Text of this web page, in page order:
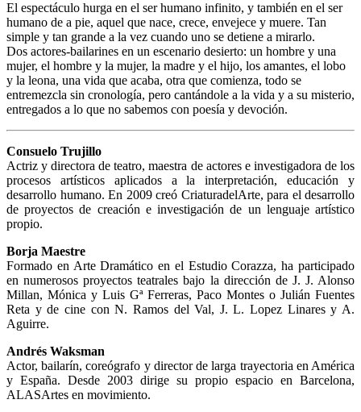
El espectáculo hurga en el ser humano infinito, y también en el ser
humano de a pie, aquel que nace, crece, envejece y muere. Tan
simple y tan grande a la vez cuando uno se detiene a mirarlo.
Dos actores-bailarines en un escenario desierto: un hombre y una
mujer, el hombre y la mujer, la madre y el hijo, los amantes, el lobo
y la leona, una vida que acaba, otra que comienza, todo se
entremezcla sin cronología, pero cantándole a la vida y a su misterio,
entregados a lo que no sabemos con poesía y devoción.
Consuelo Trujillo
Actriz y directora de teatro, maestra de actores e investigadora de los
procesos artísticos aplicados a la interpretación, educación y
desarrollo humano. En 2009 creó CriaturadelArte, para el desarrollo
de proyectos de creación e investigación de un lenguaje artístico
propio.
Borja Maestre
Formado en Arte Dramático en el Estudio Corazza, ha participado
en numerosos proyectos teatrales bajo la dirección de J. J. Alonso
Millan, Mónica y Luis Gª Ferreras, Paco Montes o Julián Fuentes
Reta y de cine con N. Ramos del Val, J. L. Lopez Linares y A.
Aguirre.
Andrés Waksman
Actor, bailarín, coreógrafo y director de larga trayectoria en América
y España. Desde 2003 dirige su propio espacio en Barcelona,
ALASArtes en movimiento.